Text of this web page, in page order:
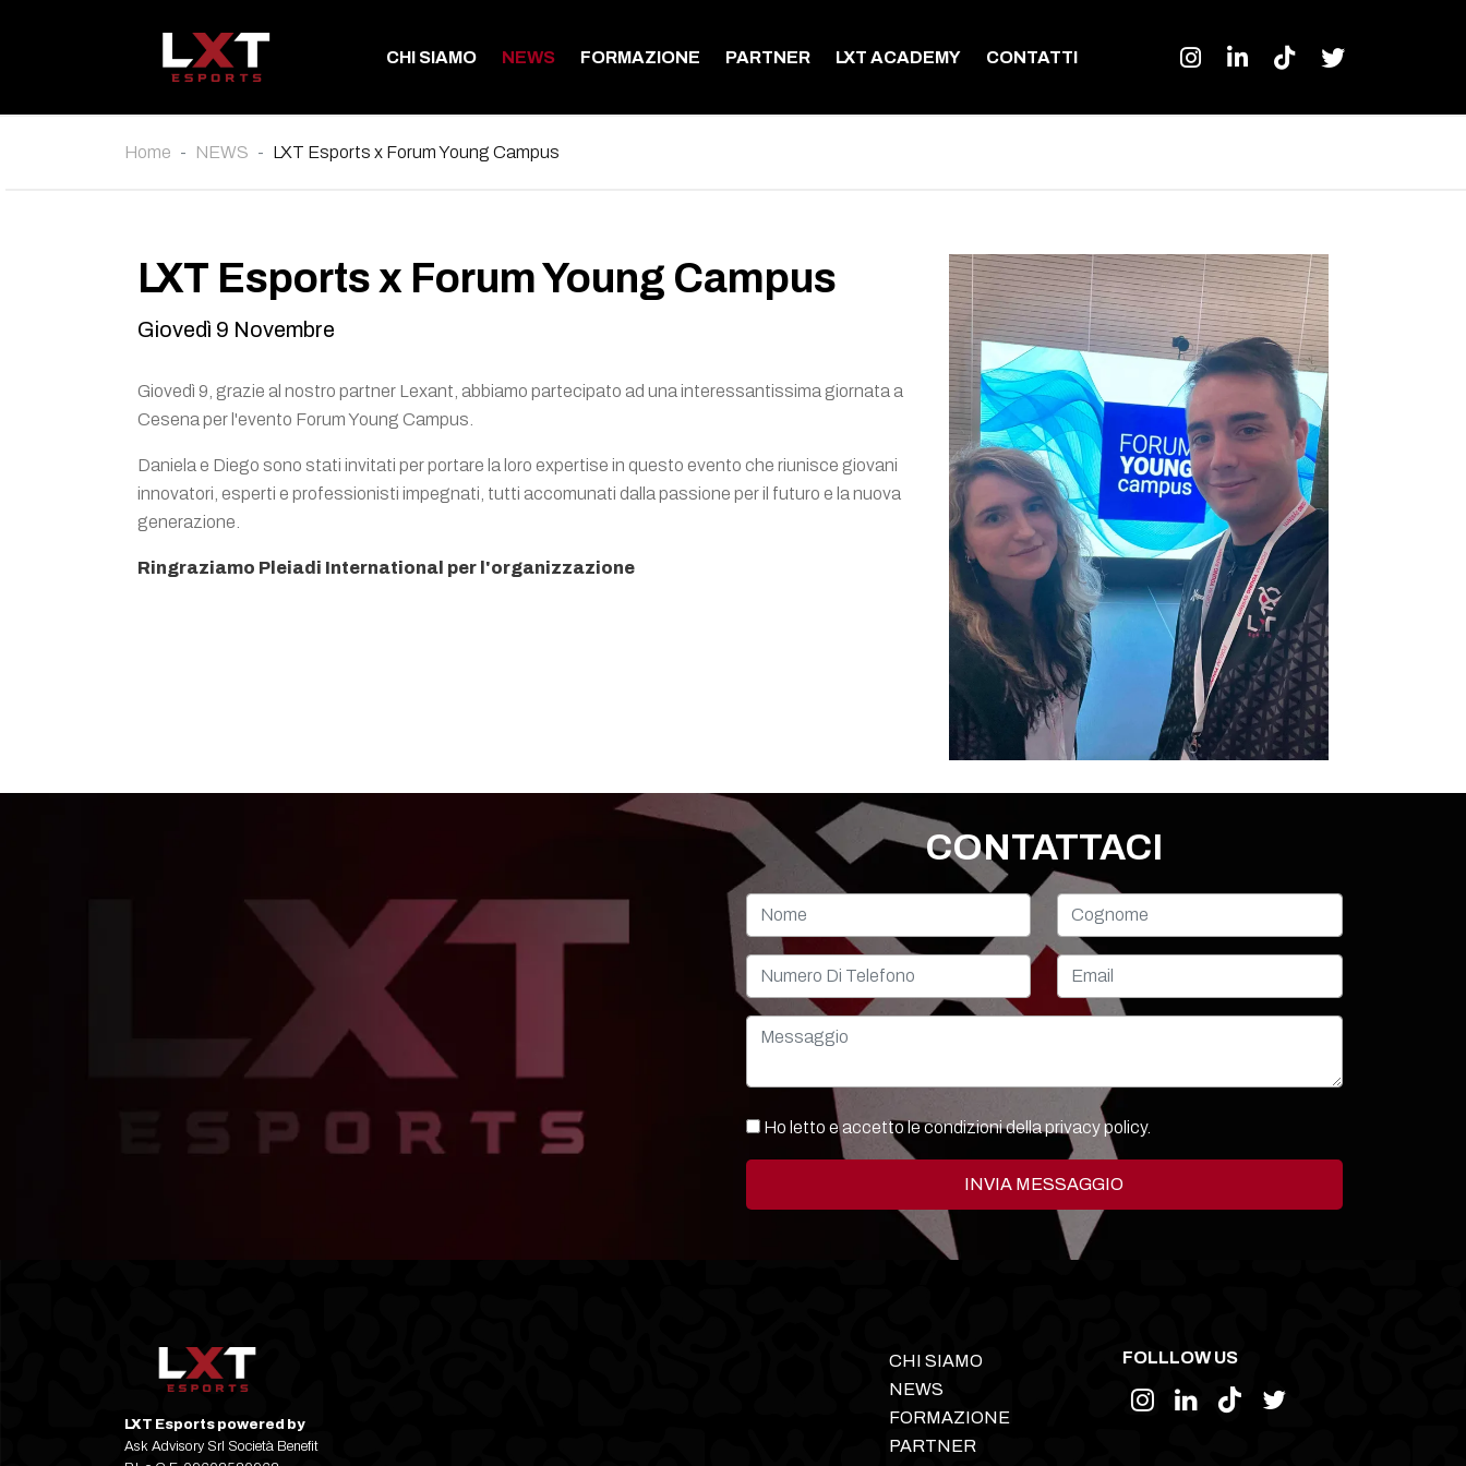
CHI SIAMO NEWS FORMAZIONE PARTNER LXT ACADEMY CONTATTI
Home NEWS LXT Esports x Forum Young Campus
LXT Esports x Forum Young Campus
Giovedì 9 Novembre
Giovedì 9, grazie al nostro partner Lexant, abbiamo partecipato ad una interessantissima giornata a
Cesena per l'evento Forum Young Campus.
Daniela e Diego sono stati invitati per portare la loro expertise in questo evento che riunisce giovani
innovatori, esperti e professionisti impegnati, tutti accomunati dalla passione per il futuro e la nuova
generazione.
Ringraziamo Pleiadi International per l'organizzazione
CONTATTACI
Ho letto e accetto le condizioni dellaprivacy policy.
INVIA MESSAGGIO
LXT Esports powered by
Ask Advisory Srl Società Benefit
CHI SIAMO
NEWS
FORMAZIONE
PARTNER
FOLLLOW US